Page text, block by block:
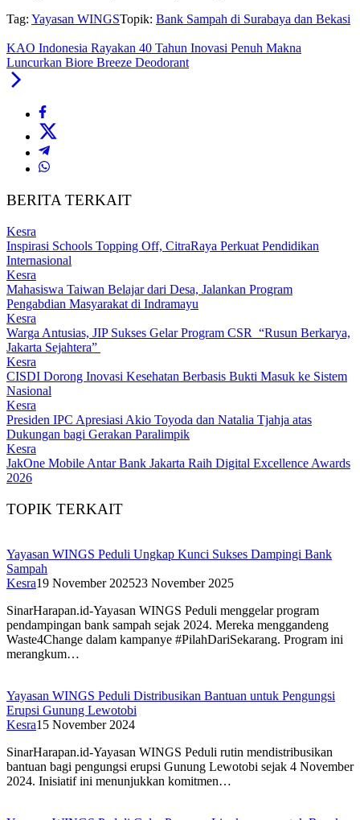
Tag: Yayasan WINGSTopik: Bank Sampah di Surabaya dan Bekasi
KAO Indonesia Rayakan 40 Tahun Inovasi Penuh Makna
Luncurkan Biore Breeze Deodorant
BERITA TERKAIT
Kesra
Inspirasi Schools Topping Off, CitraRaya Perkuat Pendidikan
Internasional
Kesra
Mahasiswa Taiwan Belajar dari Desa, Jalankan Program
Pengabdian Masyarakat di Indramayu
Kesra
Warga Antusias, JIP Sukses Gelar Program CSR “Rusun Berkarya,
Jakarta Sejahtera”
Kesra
CISDI Dorong Inovasi Kesehatan Berbasis Bukti Masuk ke Sistem
Nasional
Kesra
Presiden IPC Apresiasi Akio Toyoda dan Natalia Tjahja atas
Dukungan bagi Gerakan Paralimpik
Kesra
JakOne Mobile Antar Bank Jakarta Raih Digital Excellence Awards
2026
TOPIK TERKAIT
Yayasan WINGS Peduli Ungkap Kunci Sukses Dampingi Bank
Sampah
Kesra19 November 202523 November 2025
SinarHarapan.id-Yayasan WINGS Peduli menggelar program
pendampingan bank sampah sejak 2024. Mereka menggandeng
Waste4Change dalam kampanye #PilahDariSekarang. Program ini
merangkum…
Yayasan WINGS Peduli Distribusikan Bantuan untuk Pengungsi
Erupsi Gunung Lewotobi
Kesra15 November 2024
SinarHarapan.id-Yayasan WINGS Peduli rutin mendistribusikan
bantuan bagi pengungsi erupsi Gunung Lewotobi sejak 4 November
2024. Inisiatif ini menunjukkan komitmen…